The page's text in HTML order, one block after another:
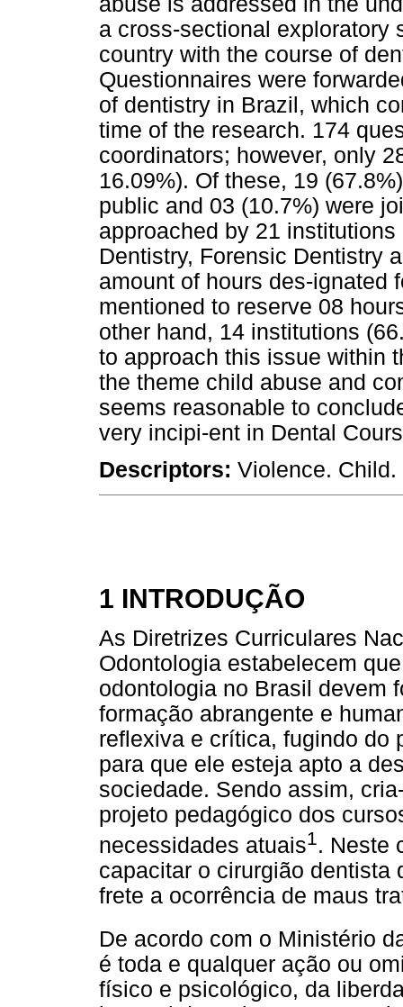
a cross-sectional exploratory
country with the course of
Questionnaires were
of dentistry in Brazil, which
time of the research. 174
coordinators; however, only
16.09%). Of these, 19
public and 03 (10.7%) were
approached by 21
Dentistry, Forensic Dentistry
amount of hours des-ignated
mentioned to reserve 08
other hand, 14 institutions
to approach this issue within
the theme child abuse and
seems reasonable to
very incipi-ent in Dental
Descriptors: Violence.
1 INTRODUÇÃO
As Diretrizes Curriculares
Odontologia estabelecem
odontologia no Brasil devem
formação abrangente e
reflexiva e crítica, fugindo do
para que ele esteja apto a
sociedade. Sendo assim,
projeto pedagógico dos
necessidades atuais1. Neste
capacitar o cirurgião dentista
frete a ocorrência de maus
De acordo com o Ministério
é toda e qualquer ação ou
físico e psicológico, da